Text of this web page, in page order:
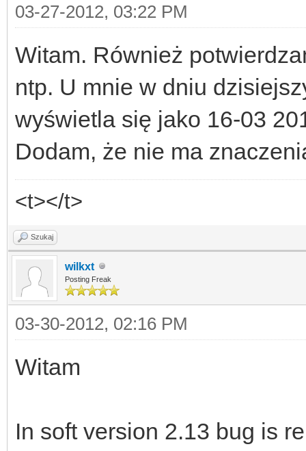
03-27-2012, 03:22 PM
Witam. Również
ntp. U mnie w dniu
wyświetla się jako 16-03
Dodam, że nie ma
<t></t>
Szukaj
wilkxt
Posting Freak
03-30-2012, 02:16 PM
Witam
In soft version 2.13 bug is